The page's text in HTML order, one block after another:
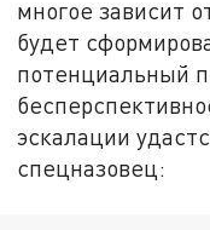
многое зависит
будет
потенциальный
эскалации
спецназовец: